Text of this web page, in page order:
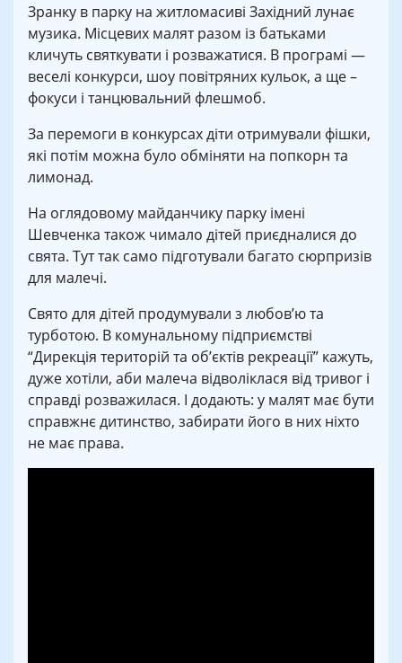
Зранку в парку на житломасиві Західний лунає
музика. Місцевих малят разом із батьками
кличуть святкувати і розважатися. В програмі —
веселі конкурси, шоу повітряних кульок, а ще –
фокуси і танцювальний флешмоб.
За перемоги в конкурсах діти отримували фішки,
які потім можна було обміняти на попкорн та
лимонад.
На оглядовому майданчику парку імені
Шевченка також чимало дітей приєдналися до
свята. Тут так само підготували багато сюрпризів
для малечі.
Свято для дітей продумували з любов’ю та
турботою. В комунальному підприємстві
“Дирекція територій та об’єктів рекреації” кажуть,
дуже хотіли, аби малеча відволіклася від тривог і
справді розважилася. І додають: у малят має бути
справжнє дитинство, забирати його в них ніхто
не має права.